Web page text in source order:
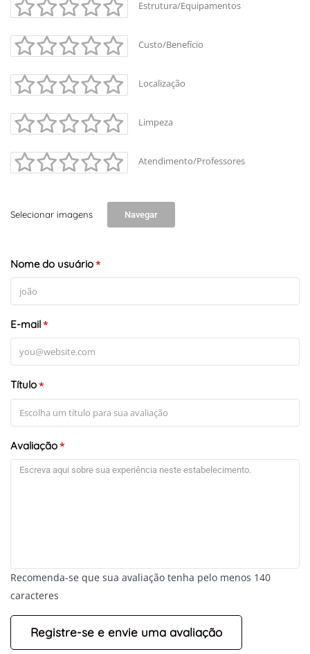
+-
Estrutura/Equipamentos
Custo/Benefício
Localização
Limpeza
Atendimento/Professores
Selecionar imagens Navegar
Nome do usuário*
E-mail*
Título*
Avaliação*
Recomenda-se que sua avaliação tenha pelo menos 140
caracteres